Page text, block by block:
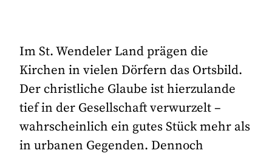
Im St. Wendeler Land prägen die
Kirchen in vielen Dörfern das Ortsbild.
Der christliche Glaube ist hierzulande
tief in der Gesellschaft verwurzelt –
wahrscheinlich ein gutes Stück mehr als
in urbanen Gegenden. Dennoch